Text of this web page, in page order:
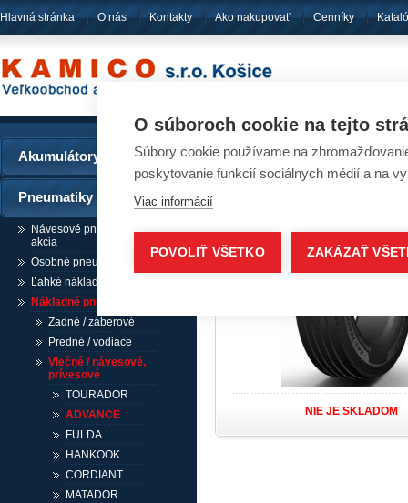
Hlavná stránka O nás Kontakty Ako nakupovať Cenníky
Akumulátory
Pneumatiky
Návesové pneumatiky /
akcia
Osobné pneumatiky
Ľahké nákladné pneumatiky
Nákladné pneumatiky
Zadné / záberové
Predné / vodiace
Vlečné / návesové,
prívesové
TOURADOR
ADVANCE
FULDA
HANKOOK
CORDIANT
MATADOR
Pneumatiky -
NIE JE SKLADOM
O súboroch cookie na tejto
Súbory cookie používame na
poskytovanie funkcií sociálnych médií a na
Viac informácií
POVOLIŤ VŠETKO ZAKÁZAŤ